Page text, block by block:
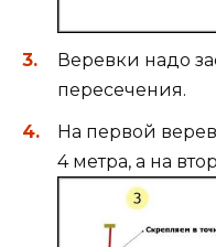
Веревки надо
пересечения.
На первой
4 метра, а на